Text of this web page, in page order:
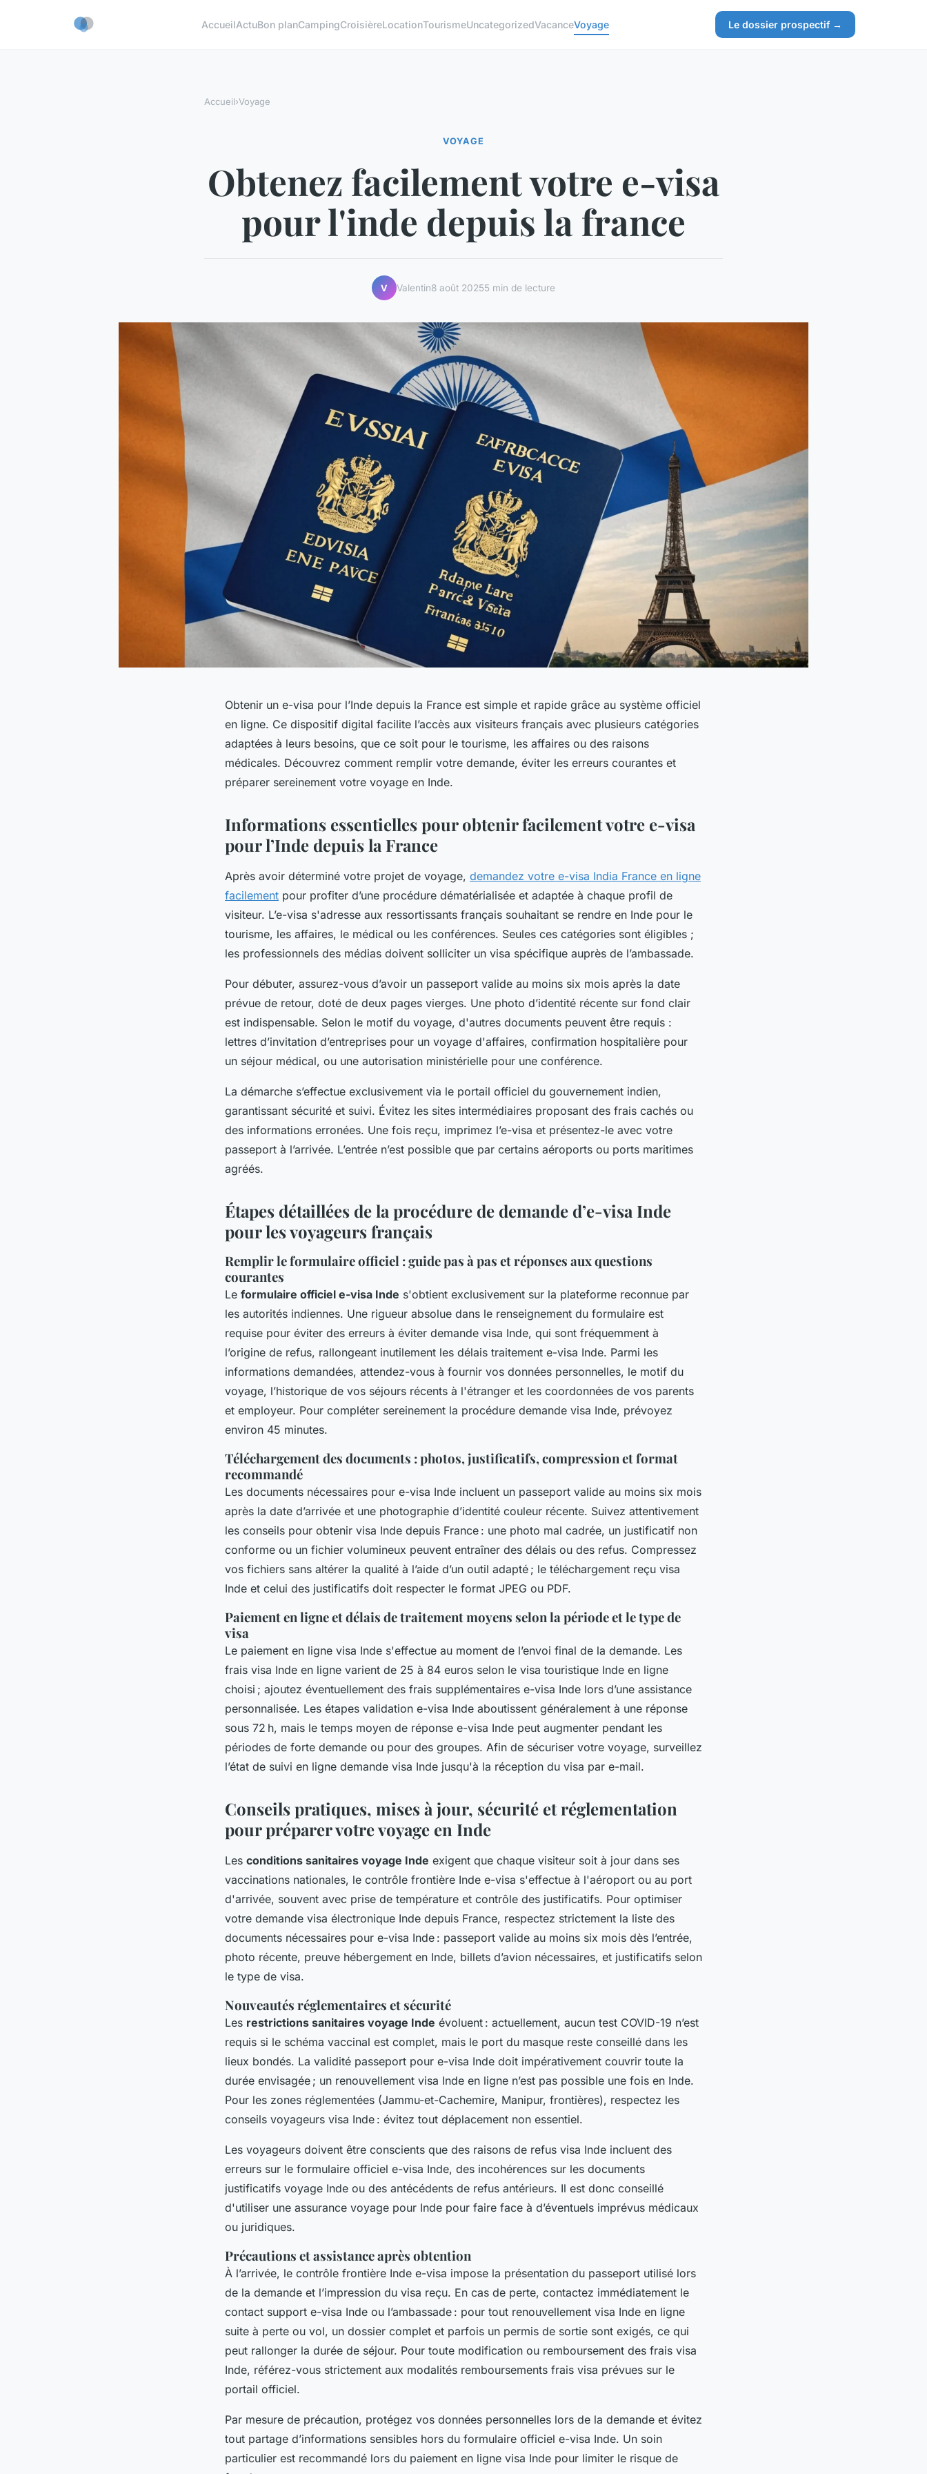
AccueilActuBon planCampingCroisièreLocationTourismeUncategorizedVacanceVoyage Le dossier prospectif →
Accueil›Voyage
VOYAGE
Obtenez facilement votre e-visa
pour l'inde depuis la france
V Valentin8 août 20255 min de lecture
Obtenir un e-visa pour l’Inde depuis la France est simple et rapide grâce au système officiel
en ligne. Ce dispositif digital facilite l’accès aux visiteurs français avec plusieurs catégories
adaptées à leurs besoins, que ce soit pour le tourisme, les affaires ou des raisons
médicales. Découvrez comment remplir votre demande, éviter les erreurs courantes et
préparer sereinement votre voyage en Inde.
Informations essentielles pour obtenir facilement votre e-visa
pour l’Inde depuis la France
Après avoir déterminé votre projet de voyage, demandez votre e-visa India France en ligne
facilement pour profiter d’une procédure dématérialisée et adaptée à chaque profil de
visiteur. L’e-visa s'adresse aux ressortissants français souhaitant se rendre en Inde pour le
tourisme, les affaires, le médical ou les conférences. Seules ces catégories sont éligibles ;
les professionnels des médias doivent solliciter un visa spécifique auprès de l’ambassade.
Pour débuter, assurez-vous d’avoir un passeport valide au moins six mois après la date
prévue de retour, doté de deux pages vierges. Une photo d’identité récente sur fond clair
est indispensable. Selon le motif du voyage, d'autres documents peuvent être requis :
lettres d’invitation d’entreprises pour un voyage d'affaires, confirmation hospitalière pour
un séjour médical, ou une autorisation ministérielle pour une conférence.
La démarche s’effectue exclusivement via le portail officiel du gouvernement indien,
garantissant sécurité et suivi. Évitez les sites intermédiaires proposant des frais cachés ou
des informations erronées. Une fois reçu, imprimez l’e-visa et présentez-le avec votre
passeport à l’arrivée. L’entrée n’est possible que par certains aéroports ou ports maritimes
agréés.
Étapes détaillées de la procédure de demande d’e-visa Inde
pour les voyageurs français
Remplir le formulaire officiel : guide pas à pas et réponses aux questions
courantes
Le formulaire officiel e-visa Inde s'obtient exclusivement sur la plateforme reconnue par
les autorités indiennes. Une rigueur absolue dans le renseignement du formulaire est
requise pour éviter des erreurs à éviter demande visa Inde, qui sont fréquemment à
l’origine de refus, rallongeant inutilement les délais traitement e-visa Inde. Parmi les
informations demandées, attendez-vous à fournir vos données personnelles, le motif du
voyage, l’historique de vos séjours récents à l'étranger et les coordonnées de vos parents
et employeur. Pour compléter sereinement la procédure demande visa Inde, prévoyez
environ 45 minutes.
Téléchargement des documents : photos, justificatifs, compression et format
recommandé
Les documents nécessaires pour e-visa Inde incluent un passeport valide au moins six mois
après la date d’arrivée et une photographie d’identité couleur récente. Suivez attentivement
les conseils pour obtenir visa Inde depuis France : une photo mal cadrée, un justificatif non
conforme ou un fichier volumineux peuvent entraîner des délais ou des refus. Compressez
vos fichiers sans altérer la qualité à l’aide d’un outil adapté ; le téléchargement reçu visa
Inde et celui des justificatifs doit respecter le format JPEG ou PDF.
Paiement en ligne et délais de traitement moyens selon la période et le type de
visa
Le paiement en ligne visa Inde s'effectue au moment de l’envoi final de la demande. Les
frais visa Inde en ligne varient de 25 à 84 euros selon le visa touristique Inde en ligne
choisi ; ajoutez éventuellement des frais supplémentaires e-visa Inde lors d’une assistance
personnalisée. Les étapes validation e-visa Inde aboutissent généralement à une réponse
sous 72 h, mais le temps moyen de réponse e-visa Inde peut augmenter pendant les
périodes de forte demande ou pour des groupes. Afin de sécuriser votre voyage, surveillez
l’état de suivi en ligne demande visa Inde jusqu'à la réception du visa par e-mail.
Conseils pratiques, mises à jour, sécurité et réglementation
pour préparer votre voyage en Inde
Les conditions sanitaires voyage Inde exigent que chaque visiteur soit à jour dans ses
vaccinations nationales, le contrôle frontière Inde e-visa s'effectue à l'aéroport ou au port
d'arrivée, souvent avec prise de température et contrôle des justificatifs. Pour optimiser
votre demande visa électronique Inde depuis France, respectez strictement la liste des
documents nécessaires pour e-visa Inde : passeport valide au moins six mois dès l’entrée,
photo récente, preuve hébergement en Inde, billets d’avion nécessaires, et justificatifs selon
le type de visa.
Nouveautés réglementaires et sécurité
Les restrictions sanitaires voyage Inde évoluent : actuellement, aucun test COVID-19 n’est
requis si le schéma vaccinal est complet, mais le port du masque reste conseillé dans les
lieux bondés. La validité passeport pour e-visa Inde doit impérativement couvrir toute la
durée envisagée ; un renouvellement visa Inde en ligne n’est pas possible une fois en Inde.
Pour les zones réglementées (Jammu-et-Cachemire, Manipur, frontières), respectez les
conseils voyageurs visa Inde : évitez tout déplacement non essentiel.
Les voyageurs doivent être conscients que des raisons de refus visa Inde incluent des
erreurs sur le formulaire officiel e-visa Inde, des incohérences sur les documents
justificatifs voyage Inde ou des antécédents de refus antérieurs. Il est donc conseillé
d'utiliser une assurance voyage pour Inde pour faire face à d’éventuels imprévus médicaux
ou juridiques.
Précautions et assistance après obtention
À l’arrivée, le contrôle frontière Inde e-visa impose la présentation du passeport utilisé lors
de la demande et l’impression du visa reçu. En cas de perte, contactez immédiatement le
contact support e-visa Inde ou l’ambassade : pour tout renouvellement visa Inde en ligne
suite à perte ou vol, un dossier complet et parfois un permis de sortie sont exigés, ce qui
peut rallonger la durée de séjour. Pour toute modification ou remboursement des frais visa
Inde, référez-vous strictement aux modalités remboursements frais visa prévues sur le
portail officiel.
Par mesure de précaution, protégez vos données personnelles lors de la demande et évitez
tout partage d’informations sensibles hors du formulaire officiel e-visa Inde. Un soin
particulier est recommandé lors du paiement en ligne visa Inde pour limiter le risque de